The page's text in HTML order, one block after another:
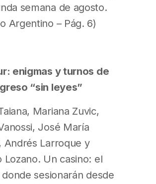
semana de agosto.
Argentino – Pág. 6)
enigmas y turnos de
“sin leyes”
Mariana Zuvic,
José María
Andrés Larroque y
Lozano. Un casino: el
sesionarán desde